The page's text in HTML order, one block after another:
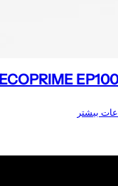
بیشتر